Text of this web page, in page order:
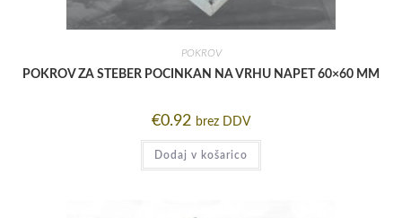
POKROV
POKROV ZA STEBER POCINKAN NA VRHU NAPET 60×60 MM
€0.92 brez DDV
Dodaj v košarico